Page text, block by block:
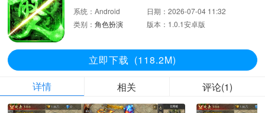
系统：Android 日期：2026-07-04 11:32
类别：角色扮演 版本： 1.0.1安卓版
立即下载 (118.2M)
详情
相关 评论(1)